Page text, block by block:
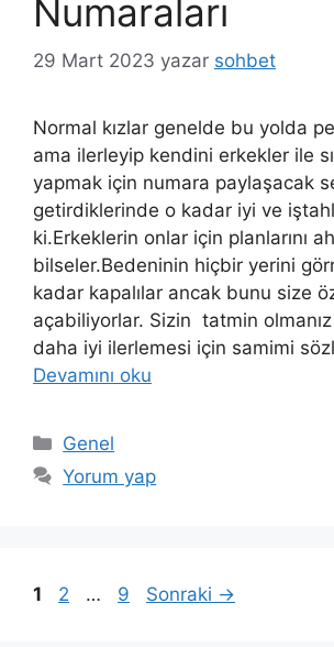
Numaraları
29 Mart 2023 yazar sohbet
Normal kızlar genelde bu yolda
ama ilerleyip kendini erkekler ile
yapmak için numara paylaşacak
getirdiklerinde o kadar iyi ve
ki.Erkeklerin onlar için planlarını
bilseler.Bedeninin hiçbir yerini
kadar kapalılar ancak bunu size
açabiliyorlar. Sizin tatmin
daha iyi ilerlemesi için samimi
Devamını oku
Kategoriler
Genel
Yorum yap
Sayfa
1 Sayfa
2 … Sayfa
9 Sonraki →